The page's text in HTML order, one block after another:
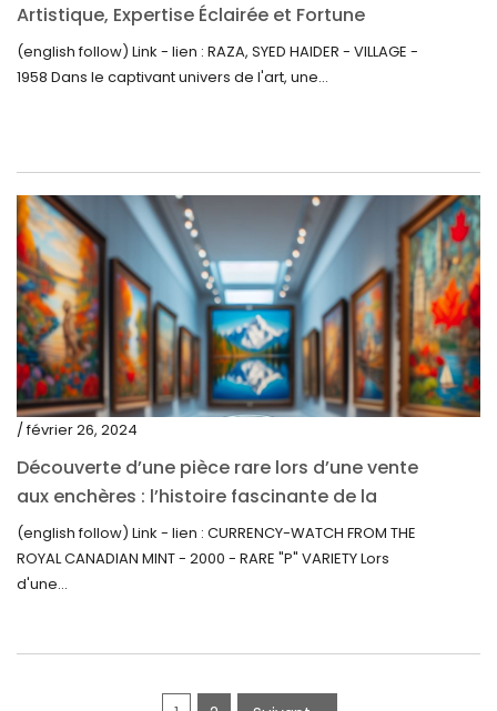
janvier 2021
décembre 2020
novembre 2020
septembre 2020
juillet 2020
juin 2020
mai 2020
mars 2020
février 2020
décembre 2019
octobre 2019
septembre 2019
juin 2019
avril 2019
Artistique, Expertise Éclairée et Fortune
Inattendue
(english follow) Link - lien : RAZA, SYED HAIDER - VILLAGE -
1958 Dans le captivant univers de l'art, une...
/ février 26, 2024
Découverte d’une pièce rare lors d’une vente
aux enchères : l’histoire fascinante de la
Monnaie-Montre de la Monnaie Royale du
Canada (2000) Rare Variété « P »
(english follow) Link - lien : CURRENCY-WATCH FROM THE
ROYAL CANADIAN MINT - 2000 - RARE "P" VARIETY Lors
d'une...